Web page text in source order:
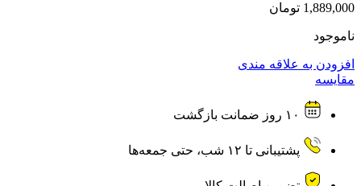
1,889,000 تومان
ناموجود
افزودن به علاقه مندی
مقایسه
۱۰ روز ضمانت بازگشت
پشتیبانی تا ۱۲ شب، حتی جمعه‌ها